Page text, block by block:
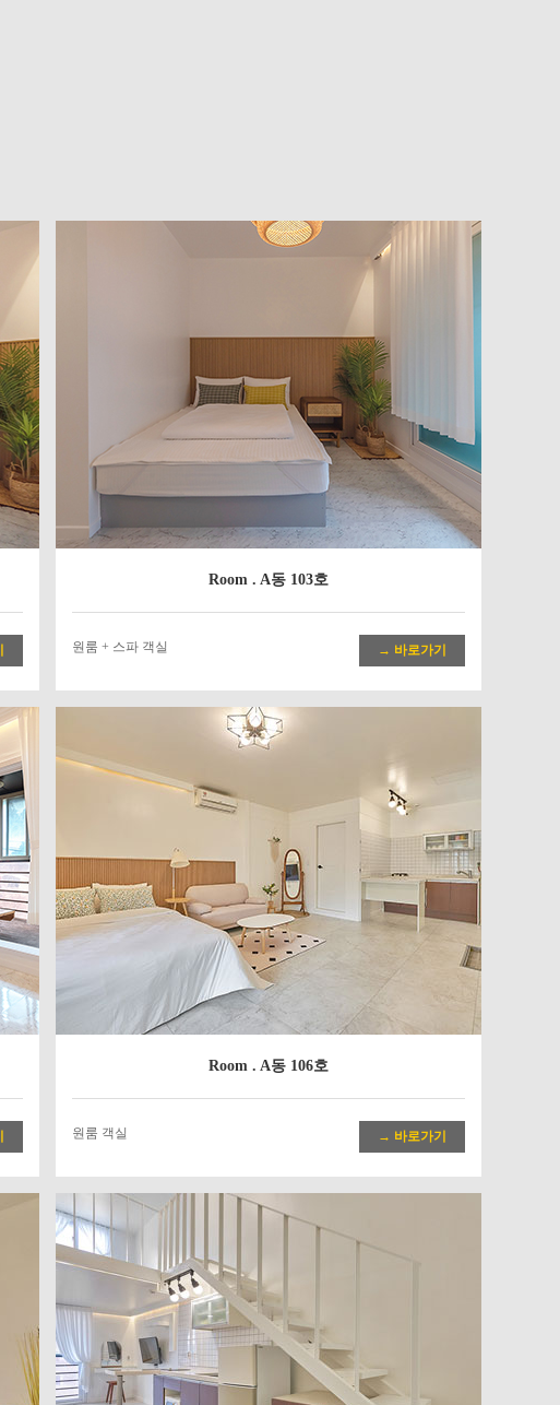
Room . A동 103호
원룸 + 스파 객실 → 바로가기
Room . A동 106호
원룸 객실 → 바로가기